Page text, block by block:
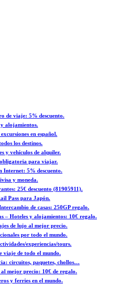
de viaje: 5% descuento.
alojamientos.
en español.
los destinos.
y vehículos de alquiler.
para viajar.
Internet: 5% descuento.
y moneda.
25€ descuento (81905911).
Pass para Japón.
de casas: 250GP regalo.
– Hoteles y alojamientos: 10€ regalo.
de lujo al mejor precio.
por todo el mundo.
experiencias/tours.
viaje de todo el mundo.
circuitos, paquetes, chollos…
mejor precio: 10€ de regalo.
y ferries en el mundo.